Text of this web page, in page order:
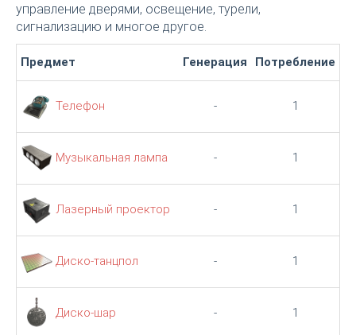
управление дверями, освещение, турели,
сигнализацию и многое другое.
Предмет Генерация Потребление
Телефон - 1
Музыкальная лампа - 1
Лазерный проектор - 1
Диско-танцпол - 1
Диско-шар - 1